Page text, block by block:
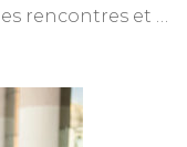
rencontres et …